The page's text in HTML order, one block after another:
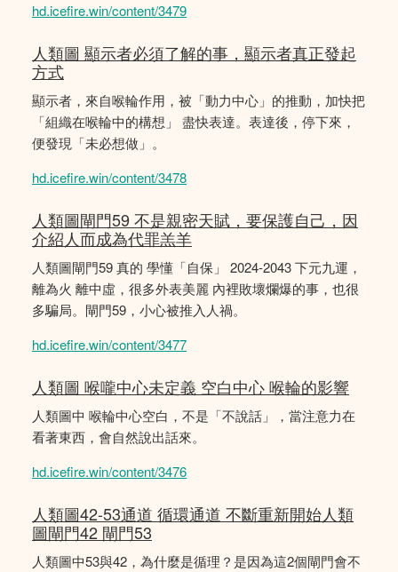
hd.icefire.win/content/3479
人類圖 顯示者必須了解的事，顯示者真正發起
方式
顯示者，來自喉輪作用，被「動力中心」的推動，加快把
「組織在喉輪中的構想」 盡快表達。表達後，停下來，
便發現「未必想做」。
hd.icefire.win/content/3478
人類圖閘門59 不是親密天賦，要保護自己，因
介紹人而成為代罪羔羊
人類圖閘門59 真的 學懂「自保」 2024-2043 下元九運，
離為火 離中虛，很多外表美麗 內裡敗壞爛爆的事，也很
多騙局。閘門59，小心被推入人禍。
hd.icefire.win/content/3477
人類圖 喉嚨中心未定義 空白中心 喉輪的影響
人類圖中 喉輪中心空白，不是「不說話」，當注意力在
看著東西，會自然說出話來。
hd.icefire.win/content/3476
人類圖42-53通道 循環通道 不斷重新開始人類
圖閘門42 閘門53
人類圖中53與42，為什麼是循理？是因為這2個閘門會不